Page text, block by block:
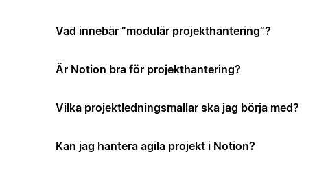
Vad innebär ”modulär projekthantering”?
Är Notion bra för projekthantering?
Vilka projektledningsmallar ska jag börja med?
Kan jag hantera agila projekt i Notion?